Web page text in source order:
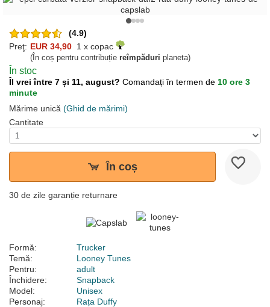
(4.9)
Preţ: EUR 34,90 1 x copac
(În coș pentru contribuție reîmpăduri planeta)
În stoc
Îl vrei între 7 și 11, august? Comandați în termen de 10 ore 3
minute
Mărime unică (Ghid de mărimi)
Cantitate
În coș
30 de zile garanție returnare
Formă:
Trucker
Temă:
Looney Tunes
Pentru:
adult
Închidere:
Snapback
Model:
Unisex
Personaj:
Rața Duffy